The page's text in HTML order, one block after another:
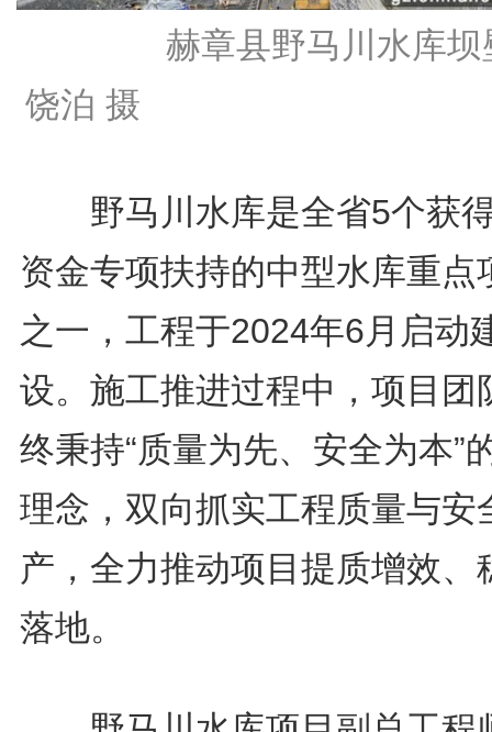
赫章县野马川水库坝
饶泊 摄
野马川水库是全省5个获
资金专项扶持的中型水库重点
之一，工程于2024年6月启动
设。施工推进过程中，项目团
终秉持“质量为先、安全为本”
理念，双向抓实工程质量与安
产，全力推动项目提质增效、
落地。